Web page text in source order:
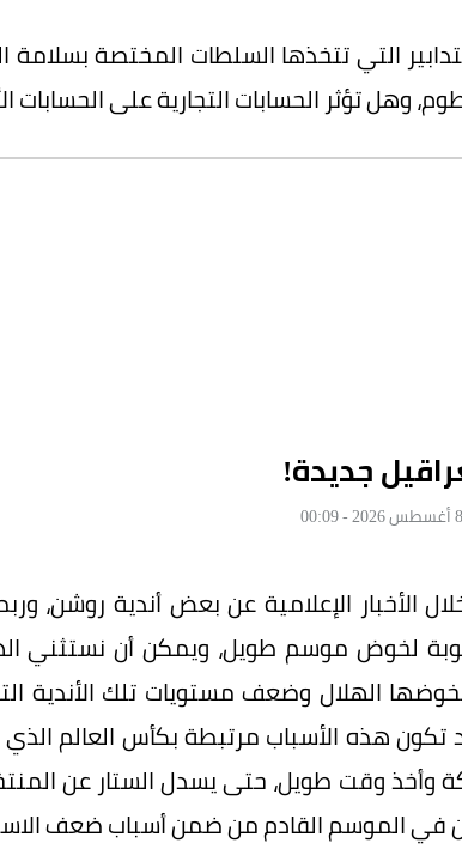
التي تتخذها السلطات المختصة بسلامة
وهل تؤثر الحسابات التجارية على الحسابات
جديدة!
الإعلامية عن بعض أندية روشن، وربما
لخوض موسم طويل، ويمكن أن نستثني
الهلال وضعف مستويات تلك الأندية
تكون هذه الأسباب مرتبطة بكأس العالم
وأخذ وقت طويل، حتى يسدل الستار عن
في الموسم القادم من ضمن أسباب ضعف